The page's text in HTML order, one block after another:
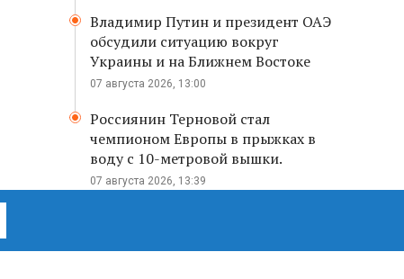
Владимир Путин и президент ОАЭ
обсудили ситуацию вокруг
Украины и на Ближнем Востоке
07 августа 2026, 13:00
Россиянин Терновой стал
чемпионом Европы в прыжках в
воду с 10-метровой вышки.
07 августа 2026, 13:39